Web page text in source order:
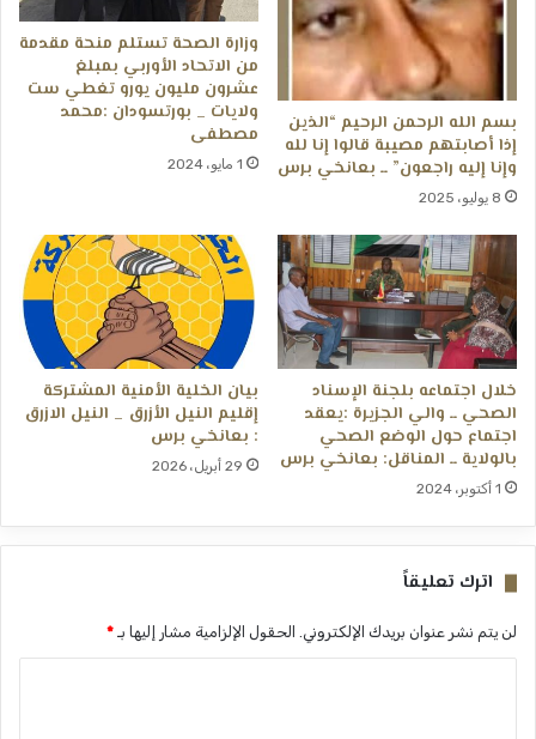
بسم الله الرحمن الرحيم “الذين
إذا أصابتهم مصيبة قالوا إنا لله
وإنا إليه راجعون” ــ بعانخي برس
8 يوليو، 2025
وزارة الصحة تستلم منحة مقدمة
من الاتحاد الأوربي بمبلغ
عشرون مليون يورو تغطي ست
ولايات _ بورتسودان :محمد
مصطفى
1 مايو، 2024
خلال اجتماعه بلجنة الإسناد
الصحي ــ والي الجزيرة :يعقد
اجتماع حول الوضع الصحي
بالولاية ــ المناقل: بعانخي برس
1 أكتوبر، 2024
بيان الخلية الأمنية المشتركة
إقليم النيل الأزرق _ النيل الازرق
: بعانخي برس
29 أبريل، 2026
اترك تعليقاً
لن يتم نشر عنوان بريدك الإلكتروني. الحقول الإلزامية مشار إليها بـ *